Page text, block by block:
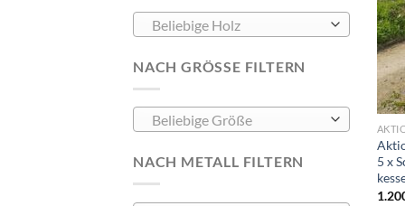
Beliebige Holz
NACH GRÖSSE FILTERN
Beliebige Größe
NACH METALL FILTERN
5 x